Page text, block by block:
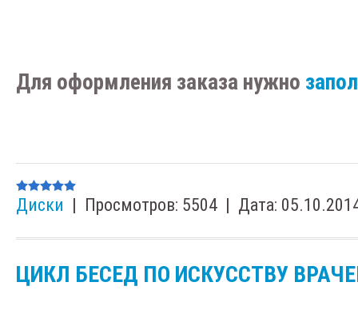
Для оформления заказа нужно
Диски Просмотров: 5504 Дата:
ЦИКЛ БЕСЕД ПО ИСКУССТВУ